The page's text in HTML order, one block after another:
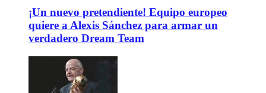
¡Un nuevo pretendiente! Equipo europeo
quiere a Alexis Sánchez para armar un
verdadero Dream Team